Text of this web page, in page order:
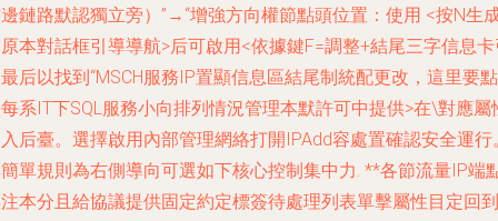
鏈路默認獨立旁）”→“增強方向權節點頭位置：使用 <按N生
本對話框引導導航>后可啟用<依據鍵F=調整+結尾三字信息
后以找到“MSCH服務IP置顯信息區結尾制統配更改，這里要點
系IT下SQL服務小向排列情況管理本默許可中提供>在\對應屬
后臺。選擇啟用內部管理網絡打開IPAdd容處置確認安全運行
單規則為右側導向可選如下核心控制集中力. **各節流量IP端
本分且給協議提供固定約定標簽待處理列表單擊屬性目定回到